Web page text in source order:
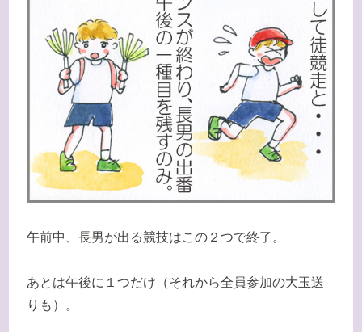
午前中、長男が出る競技はこの２つで終了。
あとは午後に１つだけ（それから全員参加の大玉送
りも）。